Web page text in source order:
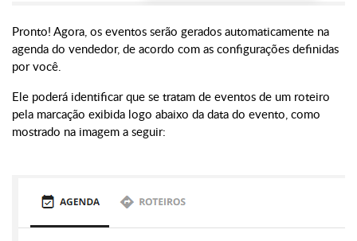
Pronto! Agora, os eventos serão gerados automaticamente na
agenda do vendedor, de acordo com as configurações definidas
por você.
Ele poderá identificar que se tratam de eventos de um roteiro
pela marcação exibida logo abaixo da data do evento, como
mostrado na imagem a seguir: